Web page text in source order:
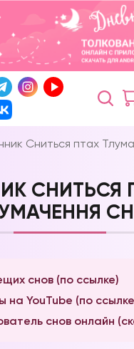
Сниться птах
СНИТЬСЯ
снов (по ссылке)
на YouTube (по
снов онлайн